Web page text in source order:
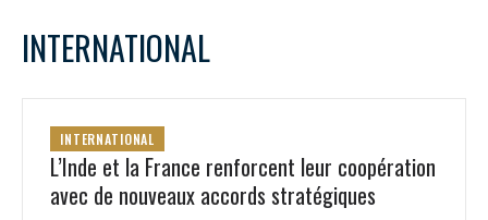
PRÉSENTATION
NOTRE VISION
ORGANISATION
L
M
1 2 3 4 5
6
7
14
19
INTERNATIONAL
INTERNATIONAL
L’Inde et la France renforcent leur coopération
avec de nouveaux accords stratégiques
Rejoignez une filière d’excellence et développez